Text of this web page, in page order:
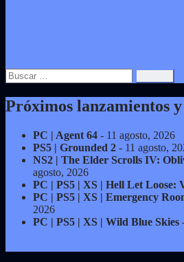
Buscar:
Próximos lanzamientos y
PC | Agent 64 - 11 agosto, 2026
PS5 | Grounded 2 - 11 agosto,
NS2 | The Elder Scrolls IV:
agosto, 2026
PC | PS5 | XS | Hell Let Loose:
PC | PS5 | XS | Emergency
2026
PC | PS5 | XS | Wild Blue Skies